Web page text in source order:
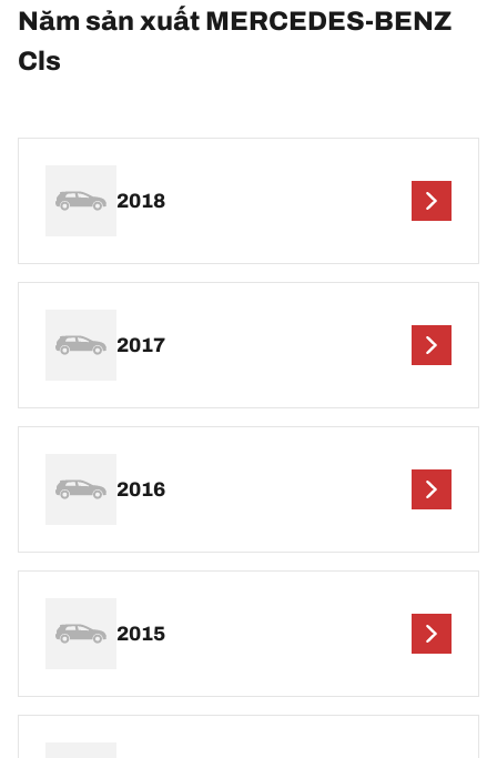
Năm sản xuất MERCEDES-BENZ
Cls
2018
2017
2016
2015